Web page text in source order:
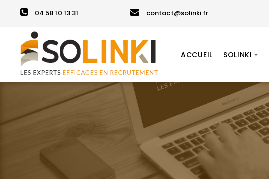
04 58 10 13 31 contact@solinki.fr
ACCUEIL SOLINKI